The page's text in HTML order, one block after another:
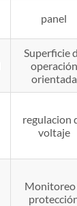
panel
Superficie
operación
orientada
regulacion
voltaje
Monitoreo